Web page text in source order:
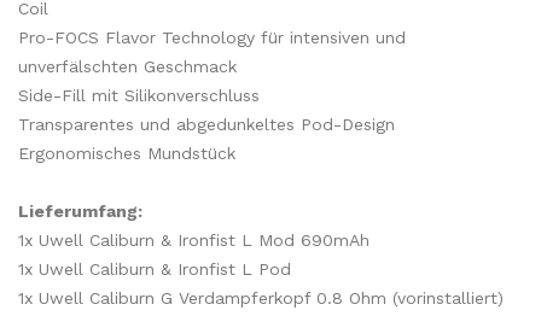
Coil
Pro-FOCS Flavor Technology für intensiven und
unverfälschten Geschmack
Side-Fill mit Silikonverschluss
Transparentes und abgedunkeltes Pod-Design
Ergonomisches Mundstück
Lieferumfang:
1x Uwell Caliburn & Ironfist L Mod 690mAh
1x Uwell Caliburn & Ironfist L Pod
1x Uwell Caliburn G Verdampferkopf 0.8 Ohm (vorinstalliert)